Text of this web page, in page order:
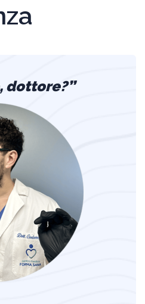
dottore?”